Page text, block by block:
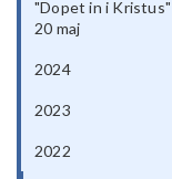
"Dopet in i Kristus"
20 maj
2024
2023
2022